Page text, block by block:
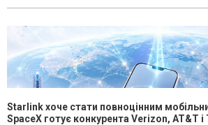
Starlink хоче стати повноцінним
SpaceX готує конкурента Verizon, AT&T